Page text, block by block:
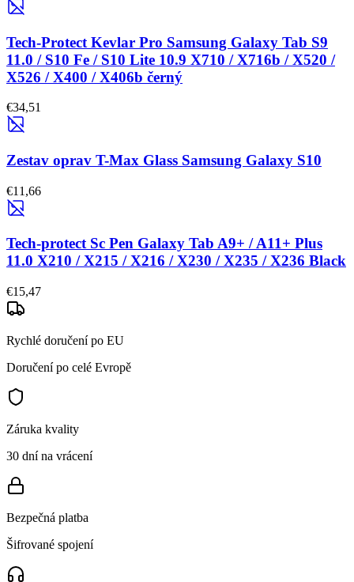
Tech-Protect Kevlar Pro Samsung Galaxy Tab S9
11.0 / S10 Fe / S10 Lite 10.9 X710 / X716b / X520 /
X526 / X400 / X406b černý
€34,51
Zestav oprav T-Max Glass Samsung Galaxy S10
€11,66
Tech-protect Sc Pen Galaxy Tab A9+ / A11+ Plus
11.0 X210 / X215 / X216 / X230 / X235 / X236 Black
€15,47
Rychlé doručení po EU
Doručení po celé Evropě
Záruka kvality
30 dní na vrácení
Bezpečná platba
Šifrované spojení